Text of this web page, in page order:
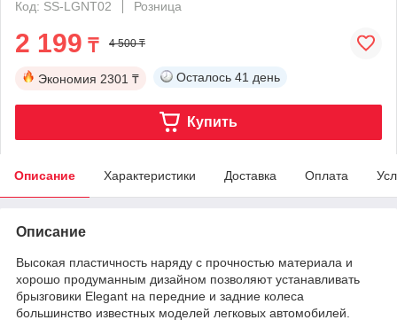
Код: SS-LGNT02
Розница
2 199 ₸ 4 500 ₸
Экономия 2301 ₸ Осталось 41 день
Купить
Описание Характеристики Доставка Оплата
Описание
Высокая пластичность наряду с прочностью материала и
хорошо продуманным дизайном позволяют устанавливать
брызговики Elegant на передние и задние колеса
большинство известных моделей легковых автомобилей.